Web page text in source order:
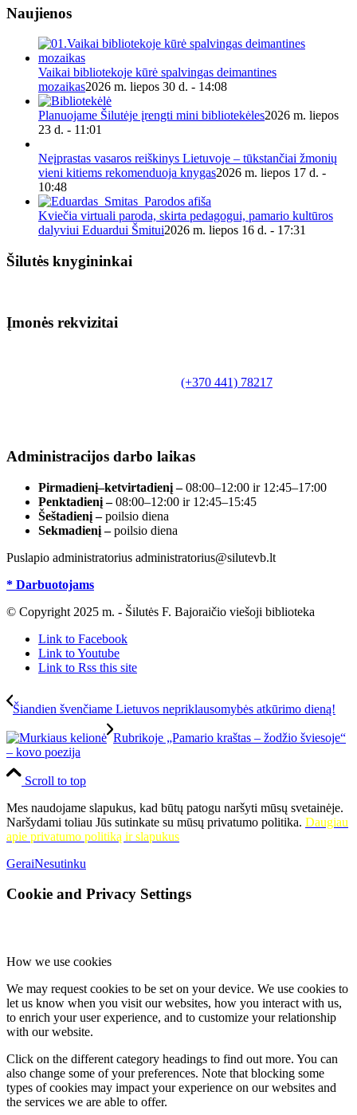
Naujienos
Vaikai bibliotekoje kūrė spalvingas deimantines
mozaikas2026 m. liepos 30 d. - 14:08
Planuojame Šilutėje įrengti mini bibliotekėles2026 m. liepos
23 d. - 11:01
Neįprastas vasaros reiškinys Lietuvoje – tūkstančiai žmonių
vieni kitiems rekomenduoja knygas2026 m. liepos 17 d. -
10:48
Kviečia virtuali paroda, skirta pedagogui, pamario kultūros
dalyviui Eduardui Šmitui2026 m. liepos 16 d. - 17:31
Šilutės knygininkai
Įmonės rekvizitai
(+370 441) 78217
Administracijos darbo laikas
Pirmadienį–ketvirtadienį –08:00–12:00 ir 12:45–17:00
Penktadienį –08:00–12:00 ir 12:45–15:45
Šeštadienį –poilsio diena
Sekmadienį –poilsio diena
Puslapio administratorius administratorius@silutevb.lt
* Darbuotojams
© Copyright 2025 m. - Šilutės F. Bajoraičio viešoji biblioteka
Link to Facebook
Link to Youtube
Link to Rss this site
Šiandien švenčiame Lietuvos nepriklausomybės atkūrimo dieną!
Rubrikoje „Pamario kraštas – žodžio šviesoje“
– kovo poezija
Scroll to top
Mes naudojame slapukus, kad būtų patogu naršyti mūsų svetainėje.
Naršydami toliau Jūs sutinkate su mūsų privatumo politika. Daugiau
apie privatumo politiką ir slapukus
GeraiNesutinku
Cookie and Privacy Settings
How we use cookies
We may request cookies to be set on your device. We use cookies to
let us know when you visit our websites, how you interact with us,
to enrich your user experience, and to customize your relationship
with our website.
Click on the different category headings to find out more. You can
also change some of your preferences. Note that blocking some
types of cookies may impact your experience on our websites and
the services we are able to offer.